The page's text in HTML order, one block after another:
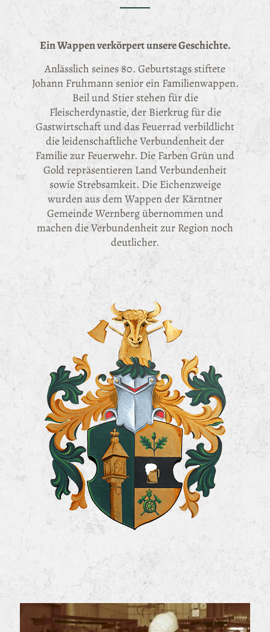
Ein Wappen verkörpert unsere Geschichte.
Anlässlich seines 80. Geburtstags stiftete
Johann Fruhmann senior ein Familienwappen.
Beil und Stier stehen für die
Fleischerdynastie, der Bierkrug für die
Gastwirtschaft und das Feuerrad verbildlicht
die leidenschaftliche Verbundenheit der
Familie zur Feuerwehr. Die Farben Grün und
Gold repräsentieren Land Verbundenheit
sowie Strebsamkeit. Die Eichenzweige
wurden aus dem Wappen der Kärntner
Gemeinde Wernberg übernommen und
machen die Verbundenheit zur Region noch
deutlicher.